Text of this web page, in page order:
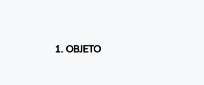
1. OBJETO